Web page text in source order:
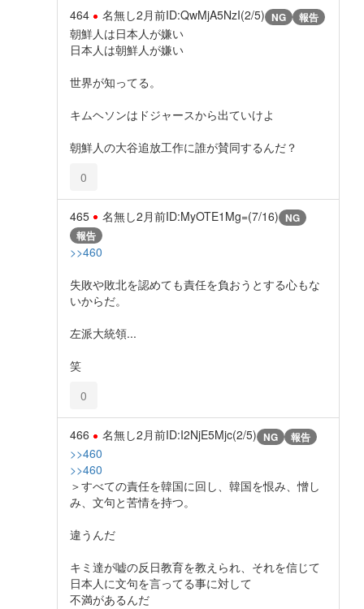
464 名無し2月前ID:QwMjA5NzI(2/5) NG 報告
朝鮮人は日本人が嫌い
日本人は朝鮮人が嫌い
世界が知ってる。
キムヘソンはドジャースから出ていけよ
朝鮮人の大谷追放工作に誰が賛同するんだ？
0
465 名無し2月前ID:MyOTE1Mg=(7/16) NG
報告
>>460
失敗や敗北を認めても責任を負おうとする心もな
いからだ。
左派大統領...
笑
0
466 名無し2月前ID:I2NjE5Mjc(2/5) NG 報告
>>460
>>460
＞すべての責任を韓国に回し、韓国を恨み、憎し
み、文句と苦情を持つ。
違うんだ
キミ達が嘘の反日教育を教えられ、それを信じて
日本人に文句を言ってる事に対して
不満があるんだ